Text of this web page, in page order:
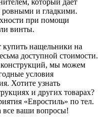
ровными и гладкими.
при помощи
винты.
купить нащельники на
доступной стоимости.
конструкций, мы можем
условия
Хотите узнать
и других товарах?
«Евростиль» по тел.
все ваши вопросы!